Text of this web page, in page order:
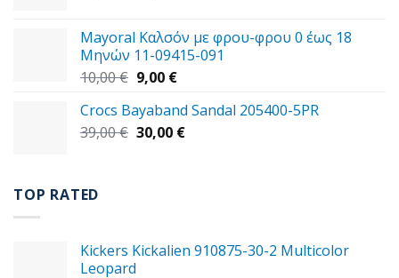
59,00 €.είναι:
49,00 €.
Mayoral Καλσόν με φρου-φρου 0 έως 18
Μηνών 11-09415-091
10,00€ Original
was:
10,00 €.
9,00 €Η
τιμή
είναι:
Crocs Bayaband Sandal 205400-5PR
39,00€ Original
30,00 €Η
TOP RATED
Kickers Kickalien 910875-30-2 Multicolor
Leopard